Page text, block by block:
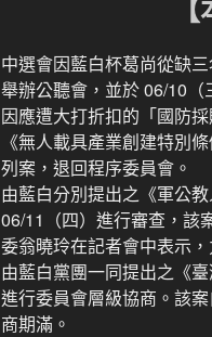
中選會因藍白杯葛尚從缺
舉辦公聽會，並於 06/10（
因應遭大打折扣的「國防
《無人載具產業創建特別
列案，退回程序委員會。
由藍白分別提出之《軍公
06/11（四）進行審查，該
委翁曉玲在記者會中表示
由藍白黨團一同提出之《
進行委員會層級協商。該
商期滿。